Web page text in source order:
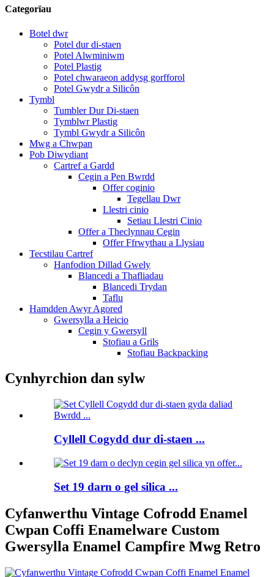
Categorïau
Botel dwr
Potel dur di-staen
Potel Alwminiwm
Potel Plastig
Potel chwaraeon addysg gorfforol
Potel Gwydr a Silicôn
Tymbl
Tumbler Dur Di-staen
Tymblwr Plastig
Tymbl Gwydr a Silicôn
Mwg a Chwpan
Pob Diwydiant
Cartref a Gardd
Cegin a Pen Bwrdd
Offer coginio
Tegellau Dwr
Llestri cinio
Setiau Llestri Cinio
Offer a Theclynnau Cegin
Offer Ffrwythau a Llysiau
Tecstilau Cartref
Hanfodion Dillad Gwely
Blancedi a Thafliadau
Blancedi Trydan
Taflu
Hamdden Awyr Agored
Gwersylla a Heicio
Cegin y Gwersyll
Stofiau a Grils
Stofiau Backpacking
Cynhyrchion dan sylw
Cyllell Cogydd dur di-staen ...
Set 19 darn o gel silica ...
Cyfanwerthu Vintage Cofrodd Enamel
Cwpan Coffi Enamelware Custom
Gwersylla Enamel Campfire Mwg Retro